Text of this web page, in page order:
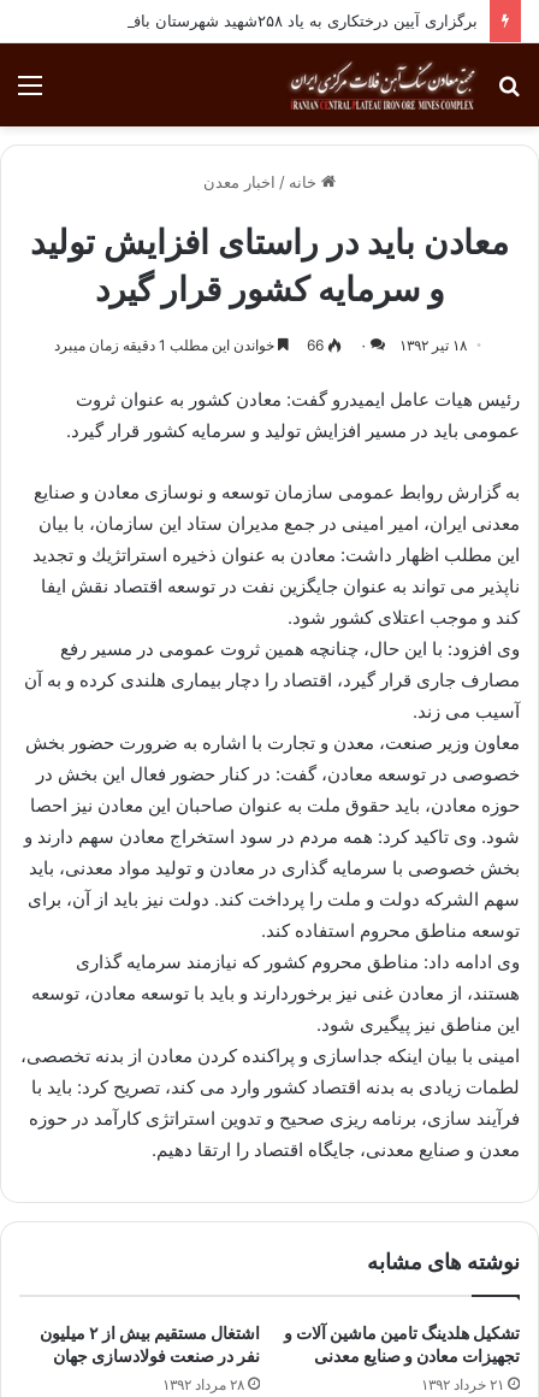
برگزاری آیین درختکاری به یاد ۲۵۸شهید شهرستان بافق
جستجو
برای
خانه / اخبار معدن
معادن باید در راستای افزایش تولید
و سرمایه کشور قرار گیرد
۱۸ تیر ۱۳۹۲ ۰ 66 خواندن این مطلب 1 دقیقه زمان میبرد
رئیس هیات عامل ایمیدرو گفت: معادن كشور به عنوان ثروت
عمومی باید در مسیر افزایش تولید و سرمایه كشور قرار گیرد.
به گزارش روابط عمومی سازمان توسعه و نوسازی معادن و صنایع
معدنی ایران، امیر امینی در جمع مدیران ستاد این سازمان، با بیان
این مطلب اظهار داشت: معادن به عنوان ذخیره استراتژیك و تجدید
ناپذیر می تواند به عنوان جایگزین نفت در توسعه اقتصاد نقش ایفا
كند و موجب اعتلای كشور شود.
وی افزود: با این حال، چنانچه همین ثروت عمومی در مسیر رفع
مصارف جاری قرار گیرد، اقتصاد را دچار بیماری هلندی كرده و به آن
آسیب می زند.
معاون وزیر صنعت، معدن و تجارت با اشاره به ضرورت حضور بخش
خصوصی در توسعه معادن، گفت: در كنار حضور فعال این بخش در
حوزه معادن، باید حقوق ملت به عنوان صاحبان این معادن نیز احصا
شود. وی تاكید كرد: همه مردم در سود استخراج معادن سهم دارند و
بخش خصوصی با سرمایه گذاری در معادن و تولید مواد معدنی، باید
سهم الشركه دولت و ملت را پرداخت كند. دولت نیز باید از آن، برای
توسعه مناطق محروم استفاده كند.
وی ادامه داد: مناطق محروم كشور كه نیازمند سرمایه گذاری
هستند، از معادن غنی نیز برخوردارند و باید با توسعه معادن، توسعه
این مناطق نیز پیگیری شود.
امینی با بیان اینكه جداسازی و پراكنده كردن معادن از بدنه تخصصی،
لطمات زیادی به بدنه اقتصاد كشور وارد می كند، تصریح كرد: باید با
فرآیند سازی، برنامه ریزی صحیح و تدوین استراتژی كارآمد در حوزه
معدن و صنایع معدنی، جایگاه اقتصاد را ارتقا دهیم.
نوشته های مشابه
تشکیل هلدینگ تامین ماشین آلات و
تجهیزات معادن و صنایع معدنی
۲۱ خرداد ۱۳۹۲
اشتغال مستقیم بیش از ۲ میلیون
نفر در صنعت فولادسازی جهان
۲۸ مرداد ۱۳۹۲